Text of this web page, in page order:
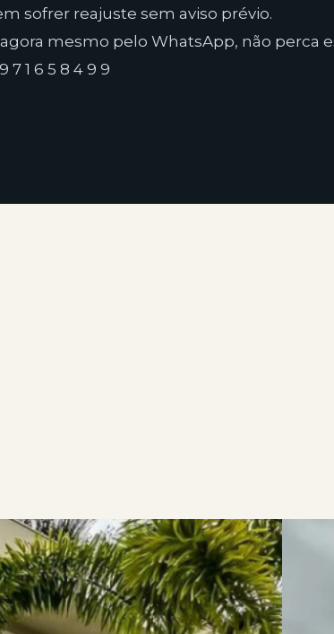
sofrer reajuste sem aviso prévio.
mesmo pelo WhatsApp, não perca
7 1 6 5 8 4 9 9